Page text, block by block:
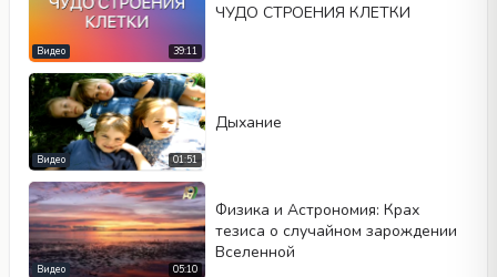
39:11
Видео
ЧУДО СТРОЕНИЯ КЛЕТКИ
01:51
Видео
Дыхание
05:10
Видео
Физика и Астрономия: Крах
тезиса о случайном зарождении
Вселенной